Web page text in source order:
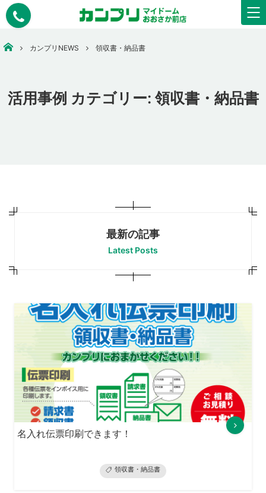
大阪市中央区で安いコピー・印刷なら【カンプリマイドームおおさか】
カンプリNEWS 領収書・納品書
活用事例 カテゴリー: 領収書・納品書
最新の記事
Latest Posts
名入れ伝票印刷できます！
領収書・納品書